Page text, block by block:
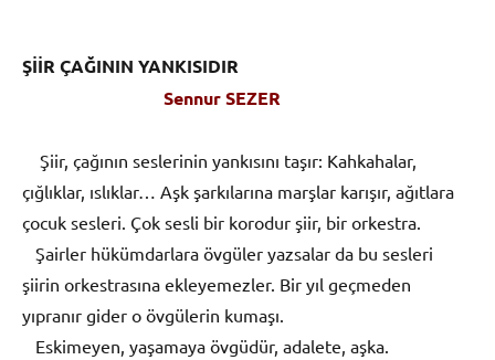
ŞİİR ÇAĞININ YANKISIDIR
Sennur SEZER
Şiir, çağının seslerinin yankısını taşır: Kahkahalar,
çığlıklar, ıslıklar… Aşk şarkılarına marşlar karışır, ağıtlara
çocuk sesleri. Çok sesli bir korodur şiir, bir orkestra.
Şairler hükümdarlara övgüler yazsalar da bu sesleri
şiirin orkestrasına ekleyemezler. Bir yıl geçmeden
yıpranır gider o övgülerin kumaşı.
Eskimeyen, yaşamaya övgüdür, adalete, aşka.